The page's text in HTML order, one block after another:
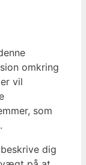
omkring
vil
som
dig